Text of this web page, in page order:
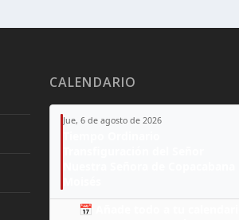
CALENDARIO
Jue, 6 de agosto de 2026
📅 Añade todo a tu calendario